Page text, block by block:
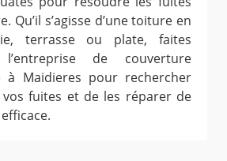
Qu’il s’agisse d’une toiture en
terrasse ou plate, faites
de couverture
à Maidieres pour rechercher
fuites et de les réparer de